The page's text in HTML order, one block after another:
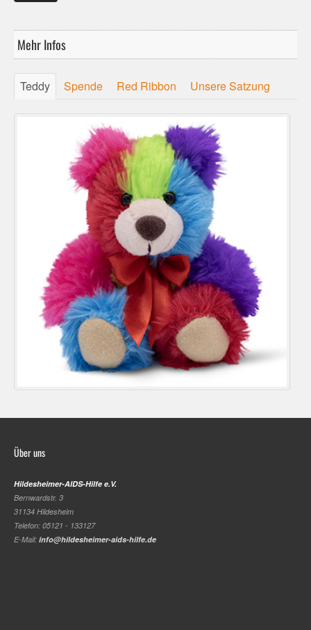
Mehr Infos
Teddy Spende Red Ribbon Unsere Satzung
Über uns
Hildesheimer-AIDS-Hilfe e.V.
Bernwardstr. 3
31134 Hildesheim
Telefon: 05121 - 133127
E-Mail: info@hildesheimer-aids-hilfe.de